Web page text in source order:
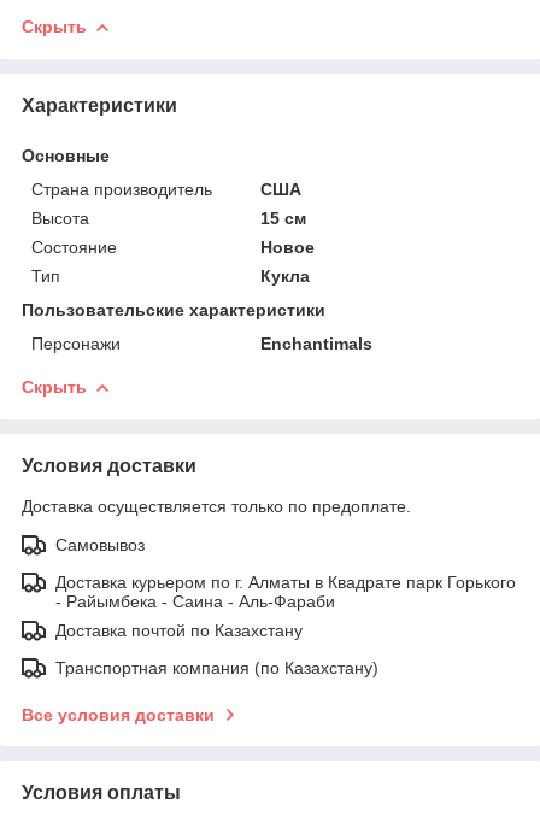
Скрыть
Характеристики
Основные
Страна производитель
США
Высота
15 см
Состояние
Новое
Тип
Кукла
Пользовательские характеристики
Персонажи
Enchantimals
Скрыть
Условия доставки
Доставка осуществляется только по предоплате.
Самовывоз
Доставка курьером по г. Алматы в Квадрате парк Горького
- Райымбека - Саина - Аль-Фараби
Доставка почтой по Казахстану
Транспортная компания (по Казахстану)
Все условия доставки
Условия оплаты